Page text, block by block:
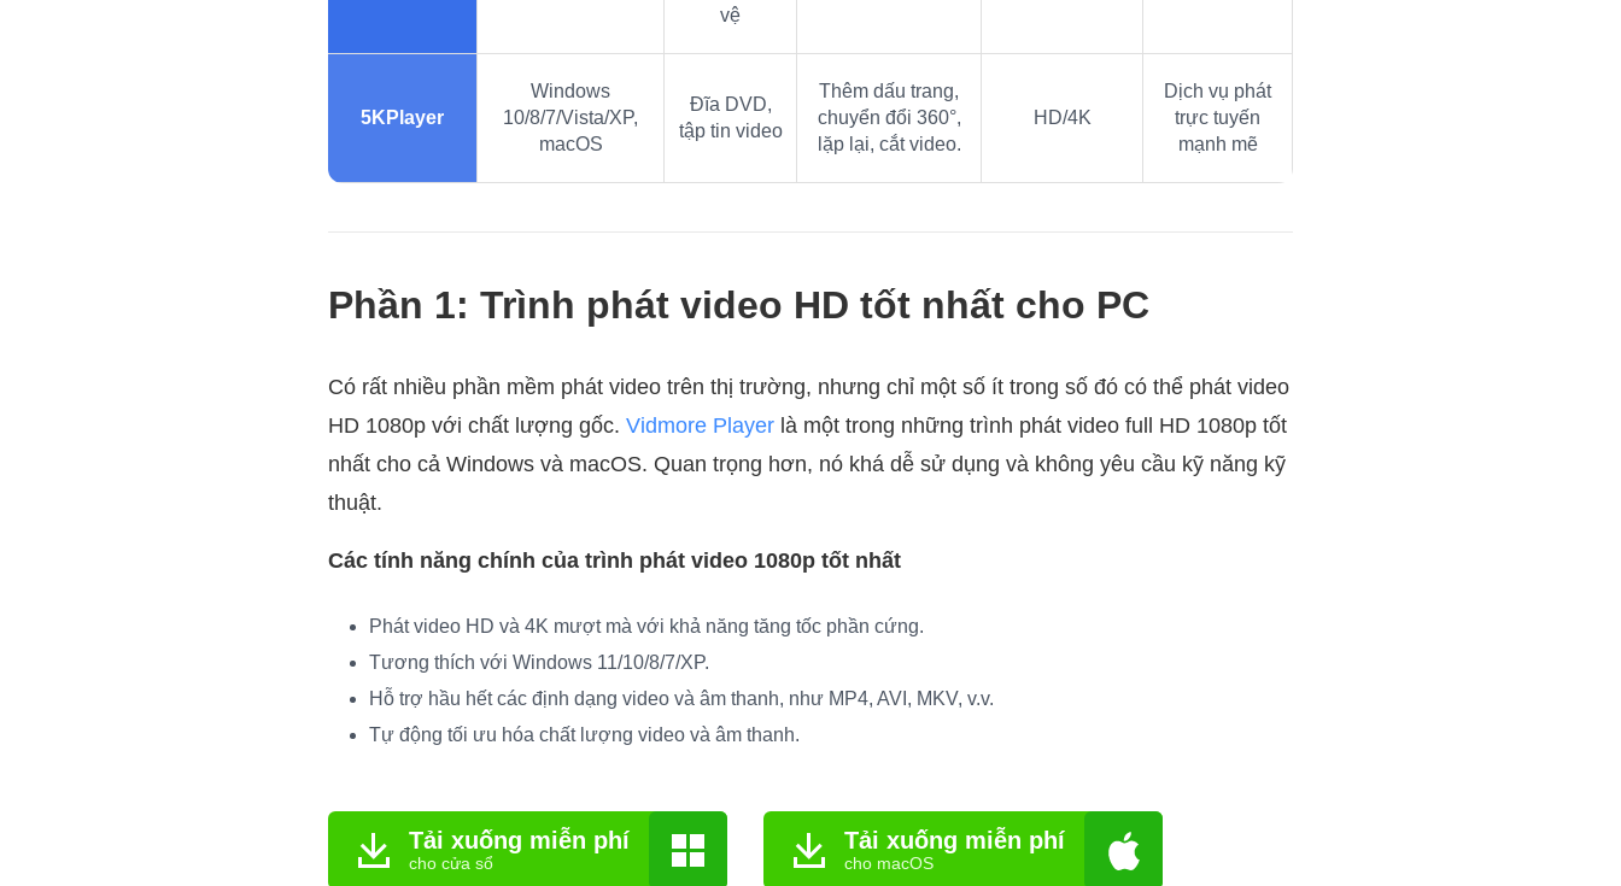
vệ
5KPlayer
Windows
10/8/7/Vista/XP,
macOS
Đĩa DVD,
tập tin video
Thêm dấu trang,
chuyển đổi 360°,
lặp lại, cắt video.
HD/4K
Dịch vụ phát
trực tuyến
mạnh mẽ
Phần 1: Trình phát video HD tốt nhất cho PC
Có rất nhiều phần mềm phát video trên thị trường, nhưng chỉ một số ít trong số đó có thể phát video
HD 1080p với chất lượng gốc. Vidmore Player là một trong những trình phát video full HD 1080p tốt
nhất cho cả Windows và macOS. Quan trọng hơn, nó khá dễ sử dụng và không yêu cầu kỹ năng kỹ
thuật.
Các tính năng chính của trình phát video 1080p tốt nhất
Phát video HD và 4K mượt mà với khả năng tăng tốc phần cứng.
Tương thích với Windows 11/10/8/7/XP.
Hỗ trợ hầu hết các định dạng video và âm thanh, như MP4, AVI, MKV, v.v.
Tự động tối ưu hóa chất lượng video và âm thanh.
Tải xuống miễn phí
cho cửa sổ
Tải xuống miễn phí
cho macOS